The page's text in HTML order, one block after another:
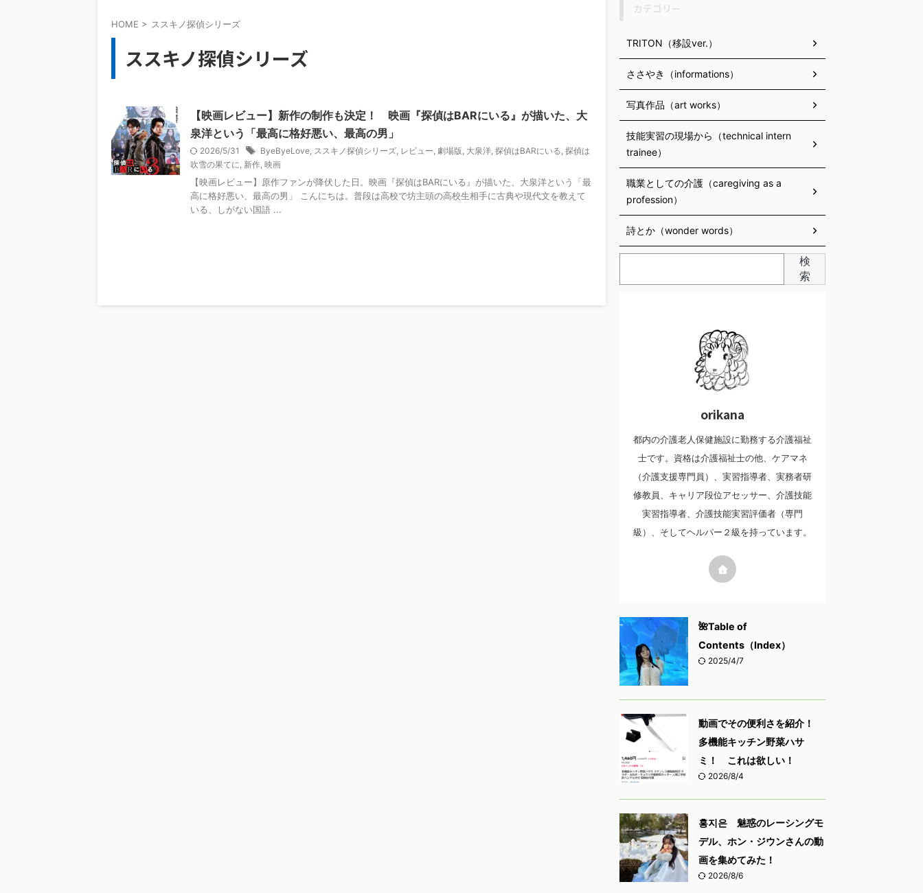
HOME > ススキノ探偵シリーズ
ススキノ探偵シリーズ
【映画レビュー】新作の制作も決定！ 映画『探偵はBARにいる』が描いた、大
泉洋という「最高に格好悪い、最高の男」
2026/5/31 ByeByeLove, ススキノ探偵シリーズ, レビュー, 劇場版, 大泉洋, 探偵はBARにいる, 探偵は
吹雪の果てに, 新作, 映画
【映画レビュー】原作ファンが降伏した日。映画『探偵はBARにいる』が描いた、大泉洋という「最
高に格好悪い、最高の男」 こんにちは。普段は高校で坊主頭の高校生相手に古典や現代文を教えて
いる、しがない国語 ...
TRITON（移設ver.）
ささやき（informations）
写真作品（art works）
技能実習の現場から（technical intern
trainee）
職業としての介護（caregiving as a
profession）
詩とか（wonder words）
検
索
orikana
都内の介護老人保健施設に勤務する介護福祉
士です。資格は介護福祉士の他、ケアマネ
（介護支援専門員）、実習指導者、実務者研
修教員、キャリア段位アセッサー、介護技能
実習指導者、介護技能実習評価者（専門
級）、そしてヘルパー２級を持っています。
🌺Table of
Contents（Index）
2025/4/7
動画でその便利さを紹介！
多機能キッチン野菜ハサ
ミ！ これは欲しい！
2026/8/4
홍지은 魅惑のレーシングモ
デル、ホン・ジウンさんの動
画を集めてみた！
2026/8/6